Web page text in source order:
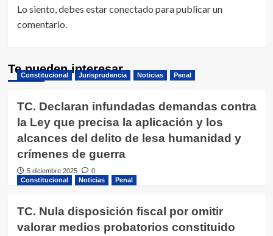
Lo siento, debes estarconectado para publicar un
comentario.
Te pueden interesar
Constitucional Jurisprudencia Noticias Penal
TC. Declaran infundadas demandas contra
la Ley que precisa la aplicación y los
alcances del delito de lesa humanidad y
crímenes de guerra
5 diciembre 2025
0
Constitucional
Noticias Penal
TC. Nula disposición fiscal por omitir
valorar medios probatorios constituido